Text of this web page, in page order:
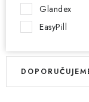
Glandex
EasyPill
V
Ř